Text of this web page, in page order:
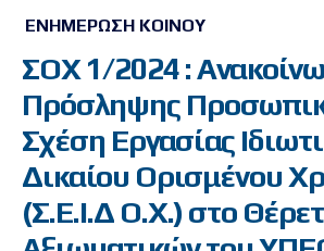
ΕΝΗΜΈΡΩΣΗ ΚΟΙΝΟΎ
ΣΟΧ 1/2024 :
Πρόσληψης
Σχέση Εργασίας
Δικαίου Ορισμένου
(Σ.Ε.Ι.Δ Ο.Χ.) στo